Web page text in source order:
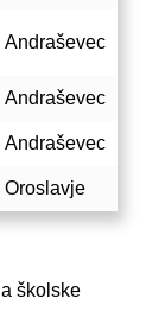
Andraševec
Andraševec
Andraševec
Oroslavje
školske